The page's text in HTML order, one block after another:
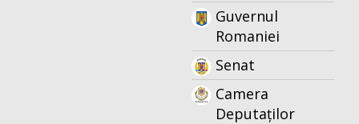
Guvernul
Romaniei
Senat
Camera
Deputaților